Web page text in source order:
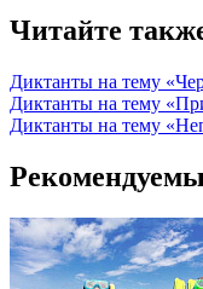
Читайте
Диктанты на тему
Диктанты на тему
Диктанты на тему